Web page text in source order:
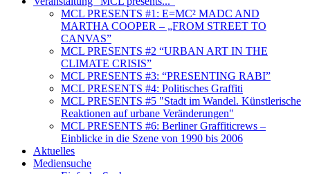
MCL PRESENTS #1: E=MC² MADC AND
MARTHA COOPER – „FROM STREET TO
CANVAS”
MCL PRESENTS #2 “URBAN ART IN THE
CLIMATE CRISIS”
MCL PRESENTS #3: “PRESENTING RABI”
MCL PRESENTS #4: Politisches Graffiti
MCL PRESENTS #5 "Stadt im Wandel. Künstlerische
Reaktionen auf urbane Veränderungen"
MCL PRESENTS #6: Berliner Graffiticrews –
Einblicke in die Szene von 1990 bis 2006
Aktuelles
Mediensuche